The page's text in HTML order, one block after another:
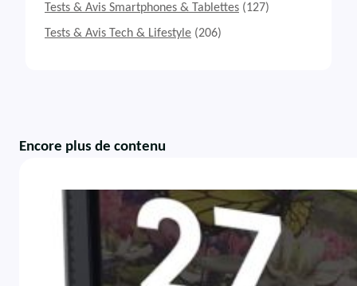
Tests & Avis Smartphones & Tablettes (127)
Tests & Avis Tech & Lifestyle (206)
Encore plus de contenu